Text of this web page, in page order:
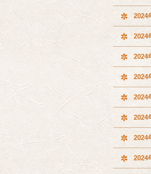
2024
2024
2024
2024
2024
2024
2024
2024